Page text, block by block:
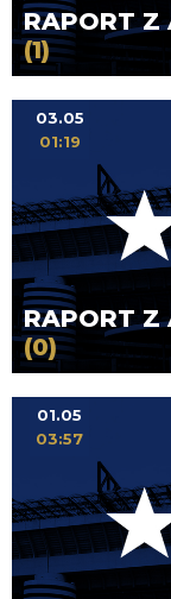
RAPORT Z
(1)
RAPORT Z
(0)
03.05
01:19
01.05
03:57